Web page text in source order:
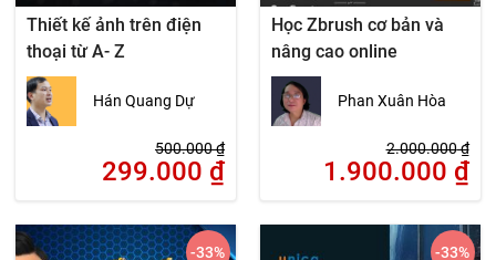
Thiết kế ảnh trên điện
thoại từ A- Z
Hán Quang Dự
500.000₫
299.000 ₫
Học Zbrush cơ bản và
nâng cao online
Phan Xuân Hòa
2.000.000₫
1.900.000 ₫
-33% -33%